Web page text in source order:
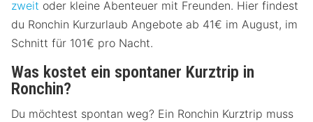
zweit oder kleine Abenteuer mit Freunden. Hier findest
du Ronchin Kurzurlaub Angebote ab 41€ im August, im
Schnitt für 101€ pro Nacht.
Was kostet ein spontaner Kurztrip in
Ronchin?
Du möchtest spontan weg? Ein Ronchin Kurztrip muss